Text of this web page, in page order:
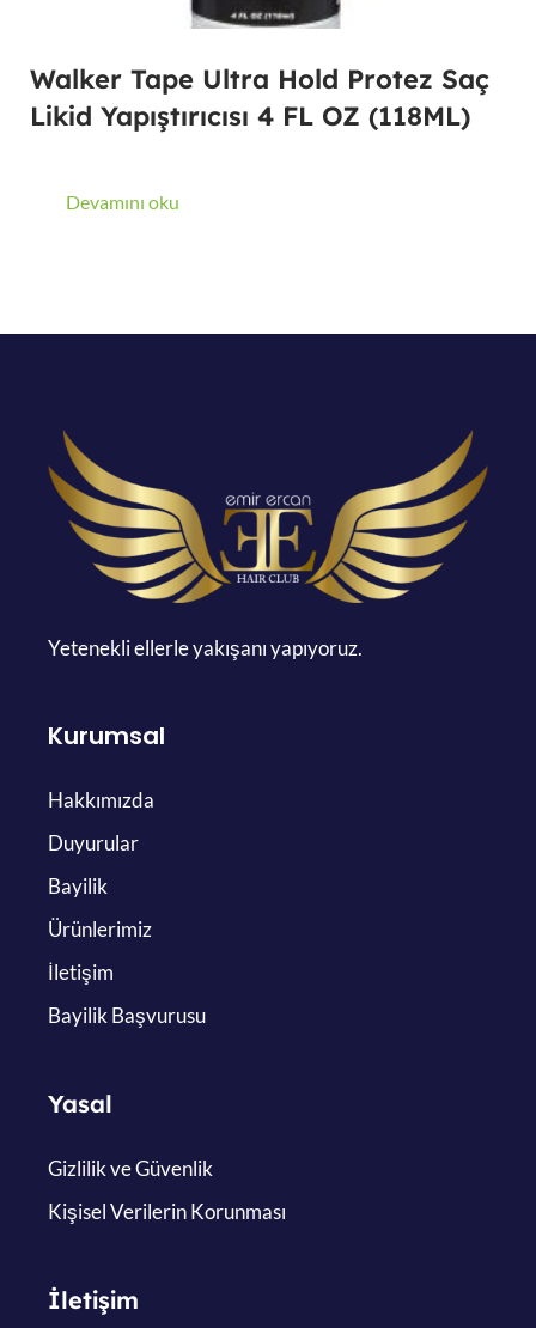
Walker Tape Ultra Hold Protez Saç
Likid Yapıştırıcısı 4 FL OZ (118ML)
Devamını oku
Yetenekli ellerle yakışanı yapıyoruz.
Kurumsal
Hakkımızda
Duyurular
Bayilik
Ürünlerimiz
İletişim
Bayilik Başvurusu
Yasal
Gizlilik ve Güvenlik
Kişisel Verilerin Korunması
İletişim